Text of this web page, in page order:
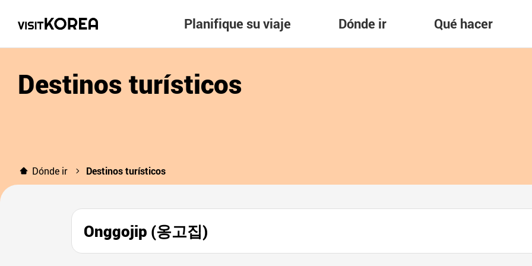
Planifique su viaje Dónde ir Qué hacer
Destinos turísticos
Dónde ir Destinos turísticos
Onggojip (옹고집)